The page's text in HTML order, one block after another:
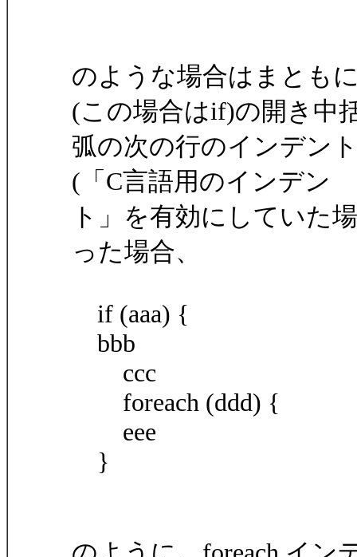
のような場合はまとも
(この場合はif)の開き中
弧の次の行のインデン
(「C言語用のインデン
ト」を有効にしていた
った場合、
if (aaa) {
bbb
ccc
foreach (ddd) {
eee
}